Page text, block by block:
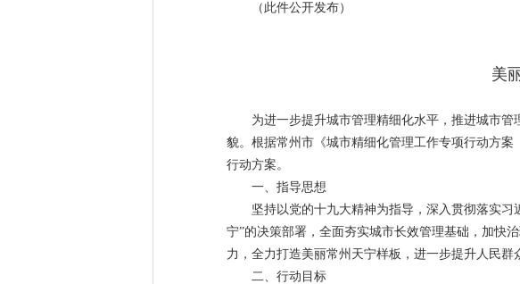
（此件公开发布）
美
为进一步提升城市管理精细化水平，推进城市
貌。根据常州市《城市精细化管理工作专项行动方案
行动方案。
一、指导思想
坚持以党的十九大精神为指导，深入贯彻落实
宁”的决策部署，全面夯实城市长效管理基础，加快
力，全力打造美丽常州天宁样板，进一步提升人民群
二、行动目标